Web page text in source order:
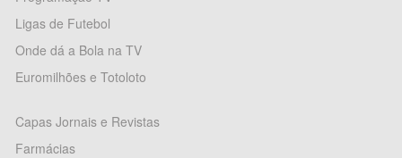
Ligas de Futebol
Onde dá a Bola na TV
Euromilhões e Totoloto
Capas Jornais e Revistas
Farmácias